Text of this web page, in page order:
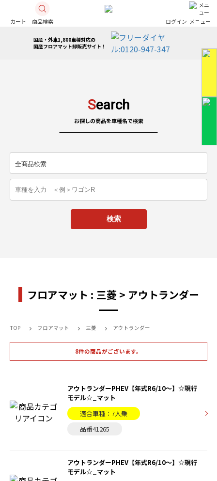
商品検索 ログイン
カート メニュー
国産・外車1,800車種対応の
国産フロアマット卸販売サイト！
Search
お探しの商品を車種名で検索
フロアマット : 三菱 > アウトランダー
TOP フロアマット 三菱 アウトランダー
8件の商品がございます。
アウトランダーPHEV【年式R6/10〜】☆現行
モデル☆_マット
適合車種：7人乗
品番41265
アウトランダーPHEV【年式R6/10〜】☆現行
モデル☆_マット